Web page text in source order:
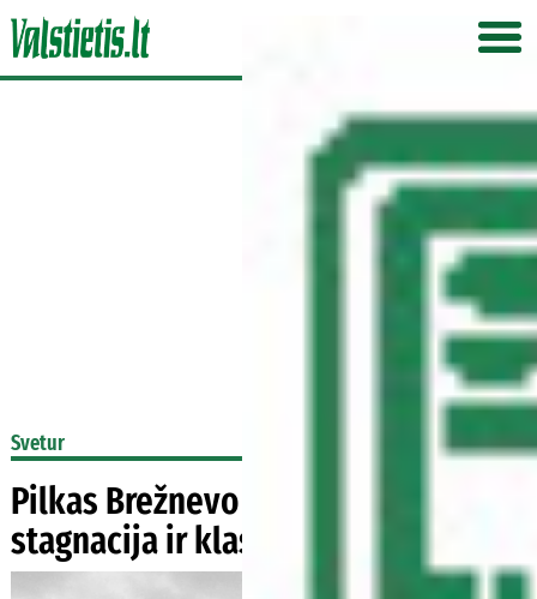
Svetur
Pilkas Brežnevo žavesys: sovietinė
stagnacija ir klasika tapę anekdotai